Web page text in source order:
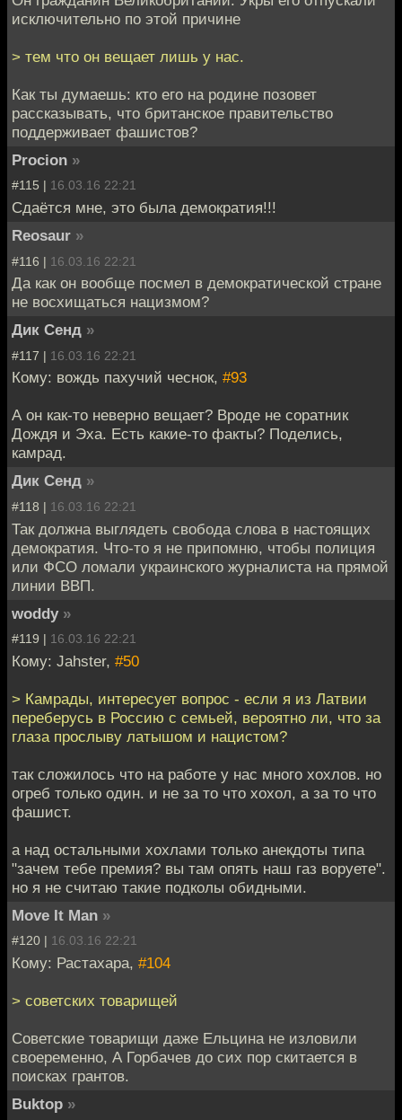
исключительно по этой причине
> тем что он вещает лишь у нас.
Как ты думаешь: кто его на родине позовет
рассказывать, что британское правительство
поддерживает фашистов?
Procion »
#115 | 16.03.16 22:21
Сдаётся мне, это была демократия!!!
Reosaur »
#116 | 16.03.16 22:21
Да как он вообще посмел в демократической стране
не восхищаться нацизмом?
Дик Сенд »
#117 | 16.03.16 22:21
Кому: вождь пахучий чеснок, #93
А он как-то неверно вещает? Вроде не соратник
Дождя и Эха. Есть какие-то факты? Поделись,
камрад.
Дик Сенд »
#118 | 16.03.16 22:21
Так должна выглядеть свобода слова в настоящих
демократия. Что-то я не припомню, чтобы полиция
или ФСО ломали украинского журналиста на прямой
линии ВВП.
woddy »
#119 | 16.03.16 22:21
Кому: Jahster, #50
> Камрады, интересует вопрос - если я из Латвии
переберусь в Россию с семьей, вероятно ли, что за
глаза прослыву латышом и нацистом?
так сложилось что на работе у нас много хохлов. но
огреб только один. и не за то что хохол, а за то что
фашист.
а над остальными хохлами только анекдоты типа
"зачем тебе премия? вы там опять наш газ воруете".
но я не считаю такие подколы обидными.
Move It Man »
#120 | 16.03.16 22:21
Кому: Растахара, #104
> советских товарищей
Советские товарищи даже Ельцина не изловили
своеременно, А Горбачев до сих пор скитается в
поисках грантов.
Buktop »